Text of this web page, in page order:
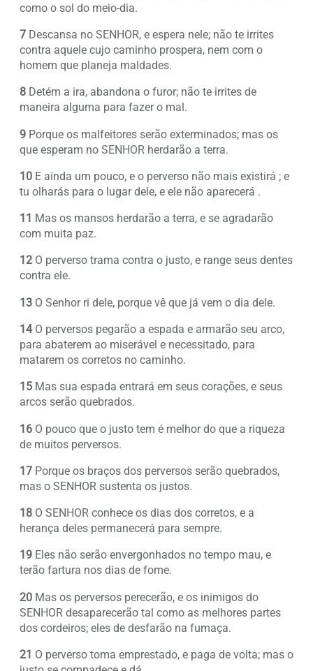
como o sol do meio-dia.
7 Descansa no SENHOR, e espera nele; não te irrites
contra aquele cujo caminho prospera, nem com o
homem que planeja maldades.
8 Detém a ira, abandona o furor; não te irrites de
maneira alguma para fazer o mal.
9 Porque os malfeitores serão exterminados; mas os
que esperam no SENHOR herdarão a terra.
10 E ainda um pouco, e o perverso não mais existirá ; e
tu olharás para o lugar dele, e ele não aparecerá .
11 Mas os mansos herdarão a terra, e se agradarão
com muita paz.
12 O perverso trama contra o justo, e range seus dentes
contra ele.
13 O Senhor ri dele, porque vê que já vem o dia dele.
14O perversos pegarão a espada e armarão seu arco,
para abaterem ao miserável e necessitado, para
matarem os corretos no caminho.
15 Mas sua espada entrará em seus corações, e seus
arcos serão quebrados.
16 O pouco que o justo tem é melhor do que a riqueza
de muitos perversos.
17 Porque os braços dos perversos serão quebrados,
mas o SENHOR sustenta os justos.
18 O SENHOR conhece os dias dos corretos, e a
herança deles permanecerá para sempre.
19 Eles não serão envergonhados no tempo mau, e
terão fartura nos dias de fome.
20 Mas os perversos perecerão, e os inimigos do
SENHOR desaparecerão tal como as melhores partes
dos cordeiros; eles de desfarão na fumaça.
21 O perverso toma emprestado, e paga de volta; mas o